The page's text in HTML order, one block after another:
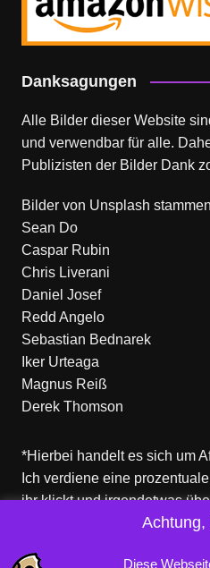
Danksagungen
Alle Bilder dieser Website
und verwendbar für alle.
Publizisten der Bilder Dank
Bilder von Unsplash
Sean Do
Caspar Rubin
Chris Liverani
Daniel Josef
Redd Angelo
Sebastian Bednarek
Iker Urteaga
Magnus Reiß
Derek Thomson
*Hierbei handelt es sich um
Ich verdiene eine
ihr klickt und irgendetwas
Produkte dort sind aber nicht
Achtung,
Diese